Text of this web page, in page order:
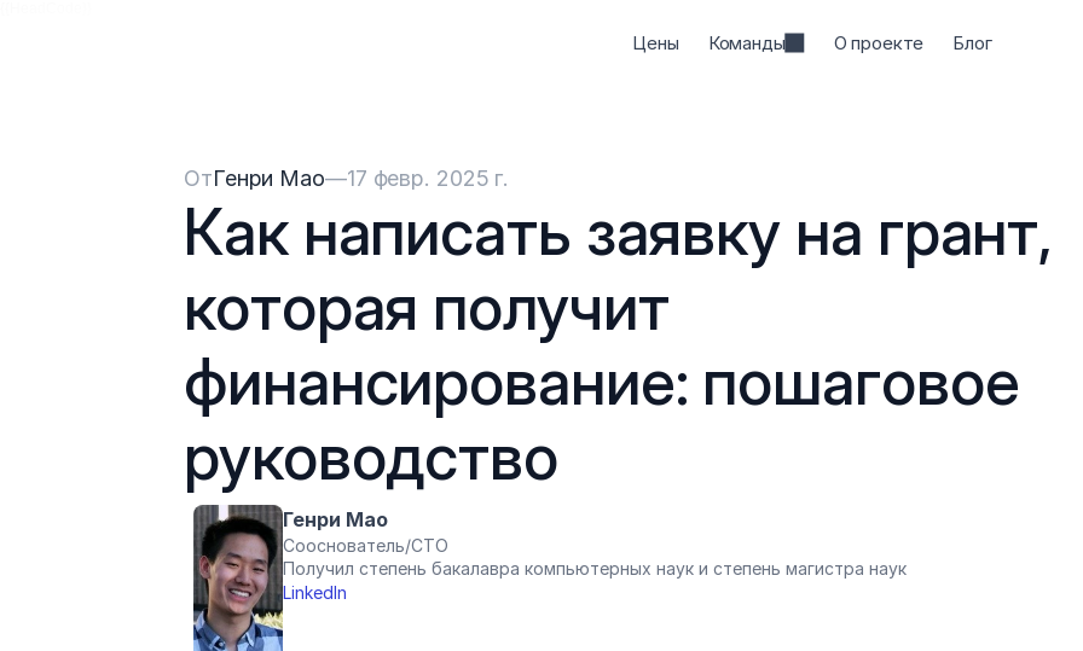
Цены Команды О проекте Блог
ОтГенри Мао—17 февр. 2025 г.
Как написать заявку на грант,
которая получит
финансирование: пошаговое
руководство
Генри Мао
Сооснователь/CTO
Получил степень бакалавра компьютерных наук и степень магистра наук
LinkedIn